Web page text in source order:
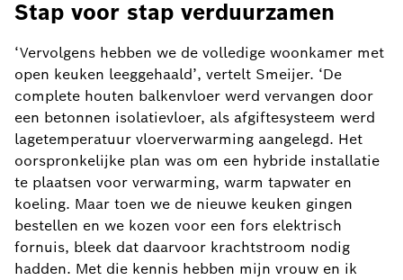
Stap voor stap verduurzamen
‘Vervolgens hebben we de volledige woonkamer met
open keuken leeggehaald’, vertelt Smeijer. ‘De
complete houten balkenvloer werd vervangen door
een betonnen isolatievloer, als afgiftesysteem werd
lagetemperatuur vloerverwarming aangelegd. Het
oorspronkelijke plan was om een hybride installatie
te plaatsen voor verwarming, warm tapwater en
koeling. Maar toen we de nieuwe keuken gingen
bestellen en we kozen voor een fors elektrisch
fornuis, bleek dat daarvoor krachtstroom nodig
hadden. Met die kennis hebben mijn vrouw en ik